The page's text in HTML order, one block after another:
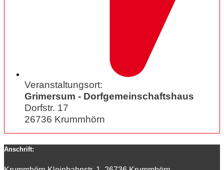
Veranstaltungsort:
Grimersum - Dorfgemeinschaftshaus
Dorfstr. 17
26736 Krummhörn
Anschrift: